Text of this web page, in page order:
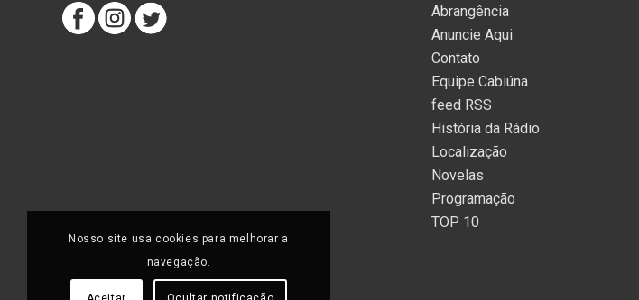
Abrangência
Anuncie Aqui
Contato
Equipe Cabiúna
feed RSS
História da Rádio
Localização
Novelas
Programação
TOP 10
Nosso site usa cookies para melhorar a
navegação.